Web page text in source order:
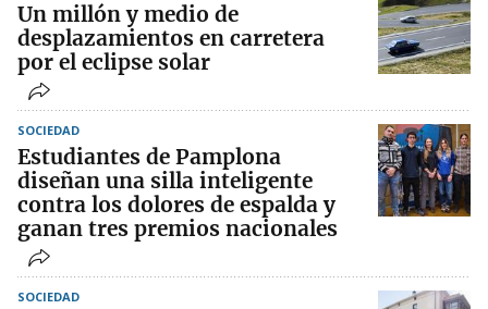
Un millón y medio de
desplazamientos en carretera
por el eclipse solar
SOCIEDAD
Estudiantes de Pamplona
diseñan una silla inteligente
contra los dolores de espalda y
ganan tres premios nacionales
SOCIEDAD